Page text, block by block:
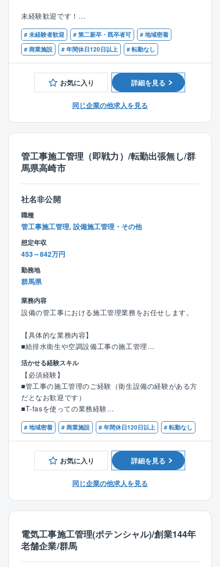
【案件】
RC造／S造／SRC造／戸建て／アパート／店舗（コン
ビニなど）／マンション／商業施設／ビル／病院／物
流施設／工場 など
空調設備／給排水設備／衛生設備
◎元請：下請＝20％：80％
◎新築：改修＝25％：75％
◎工事の受注先／地域のゼネコン,県内官公庁
◎工期／1日から1～2年程度（案件による）
◎エリア／群馬県内の割り振られた受注現場を担いま
◎いきなり現場を持つのではなく3年間くらいマンツー
マンで先輩がついてくれるので安心してお仕事を覚え
られます。
未経験歓迎です！
職人さんとして就業されていた方、全くの未経験の方
もエントリーをお待ちしております。
【歓迎資格】
■管工事施工管理（1級/2級）
# 未経験者歓迎 # 第二新卒・既卒者可
# 地域密着
# 商業施設
# 年間休日120日以上 # 転勤なし
お気に入り 詳細を見る
同じ企業の他求人を見る
管工事施工管理（即戦力）/転勤出張無し/群
馬県高崎市
社名非公開
職種
管工事施工管理, 設備施工管理・その他
想定年収
453～842万円
勤務地
群馬県
業務内容
設備の管工事における施工管理業務をお任せします。
【具体的な業務内容】
■給排水衛生や空調設備工事の施工管理
→品質，安全，予算，工程管理など
■書類，図面の作成
協力会社の技術員を指揮監督しながら、現場代理人と
して施工を進めていただきます。
【案件】
RC造／S造／SRC造／戸建て／アパート／店舗（コン
流施設／工場 など
【設備】
空調設備／給排水設備／衛生設備
◎案件金額／1万円～8億円
◎工期／1日～1、2年程度年程度（案件による）
◎エリア／群馬県内の割り振られた受注現場を担いま
活かせる経験スキル
【必須経験】
■管工事の施工管理のご経験（衛生設備の経験がある方
だとなお歓迎です）
■T-fasを使っての業務経験
【歓迎資格】
■管工事施工管理（1級/2級）
# 地域密着 # 商業施設 # 年間休日120日以上 # 転勤なし
お気に入り 詳細を見る
同じ企業の他求人を見る
電気工事施工管理(ポテンシャル)/創業144年
老舗企業/群馬